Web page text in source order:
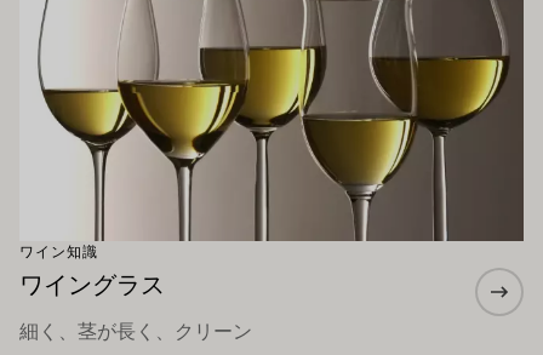
ワイン知識
ワイングラス
細く、茎が長く、クリーン